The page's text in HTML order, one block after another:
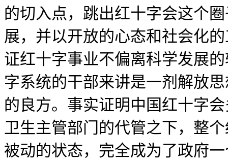
的切入点，跳出红十字会这个
展，并以开放的心态和社会化
证红十字事业不偏离科学发展
字系统的干部来讲是一剂解放
的良方。事实证明中国红十字
卫生主管部门的代管之下，整
被动的状态，完全成为了政府